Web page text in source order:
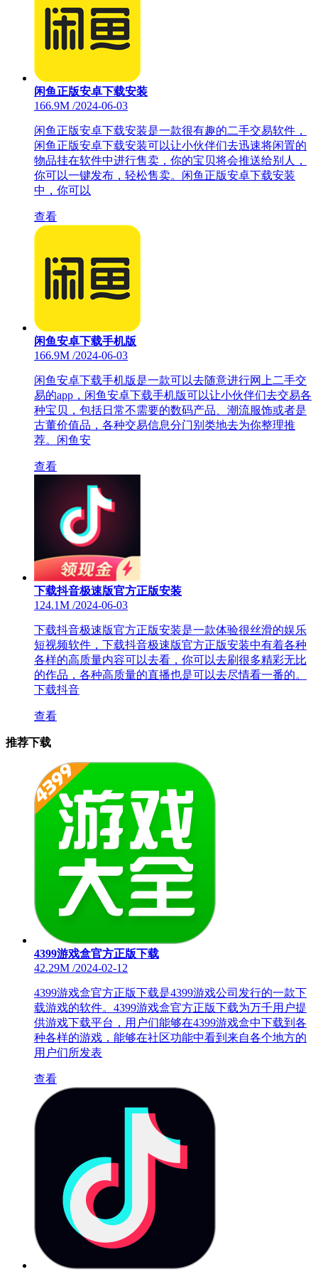
闲鱼正版安卓下载安装
166.9M /2024-06-03
闲鱼正版安卓下载安装是一款很有趣的二手交易软件，
闲鱼正版安卓下载安装可以让小伙伴们去迅速将闲置的
物品挂在软件中进行售卖，你的宝贝将会推送给别人，
你可以一键发布，轻松售卖。闲鱼正版安卓下载安装
中，你可以
查看
闲鱼安卓下载手机版
166.9M /2024-06-03
闲鱼安卓下载手机版是一款可以去随意进行网上二手交
易的app，闲鱼安卓下载手机版可以让小伙伴们去交易各
种宝贝，包括日常不需要的数码产品、潮流服饰或者是
古董价值品，各种交易信息分门别类地去为你整理推
荐。闲鱼安
查看
下载抖音极速版官方正版安装
124.1M /2024-06-03
下载抖音极速版官方正版安装是一款体验很丝滑的娱乐
短视频软件，下载抖音极速版官方正版安装中有着各种
各样的高质量内容可以去看，你可以去刷很多精彩无比
的作品，各种高质量的直播也是可以去尽情看一番的。
下载抖音
查看
推荐下载
4399游戏盒官方正版下载
42.29M /2024-02-12
4399游戏盒官方正版下载是4399游戏公司发行的一款下
载游戏的软件。4399游戏盒官方正版下载为万千用户提
供游戏下载平台，用户们能够在4399游戏盒中下载到各
种各样的游戏，能够在社区功能中看到来自各个地方的
用户们所发表
查看